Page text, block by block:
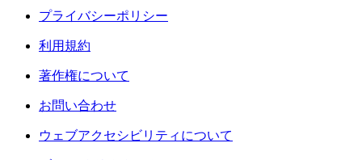
プライバシーポリシー
利用規約
著作権について
お問い合わせ
ウェブアクセシビリティについて